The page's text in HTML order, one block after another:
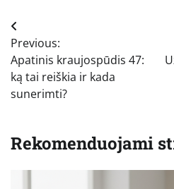
Navigacija
tarp
įrašų
Previous:
Apatinis kraujospūdis 47:
ką tai reiškia ir kada
sunerimti?
Rekomenduojami